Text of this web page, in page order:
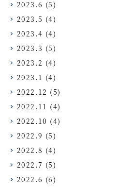
2023.6 (5)
2023.5 (4)
2023.4 (4)
2023.3 (5)
2023.2 (4)
2023.1 (4)
2022.12 (5)
2022.11 (4)
2022.10 (4)
2022.9 (5)
2022.8 (4)
2022.7 (5)
2022.6 (6)